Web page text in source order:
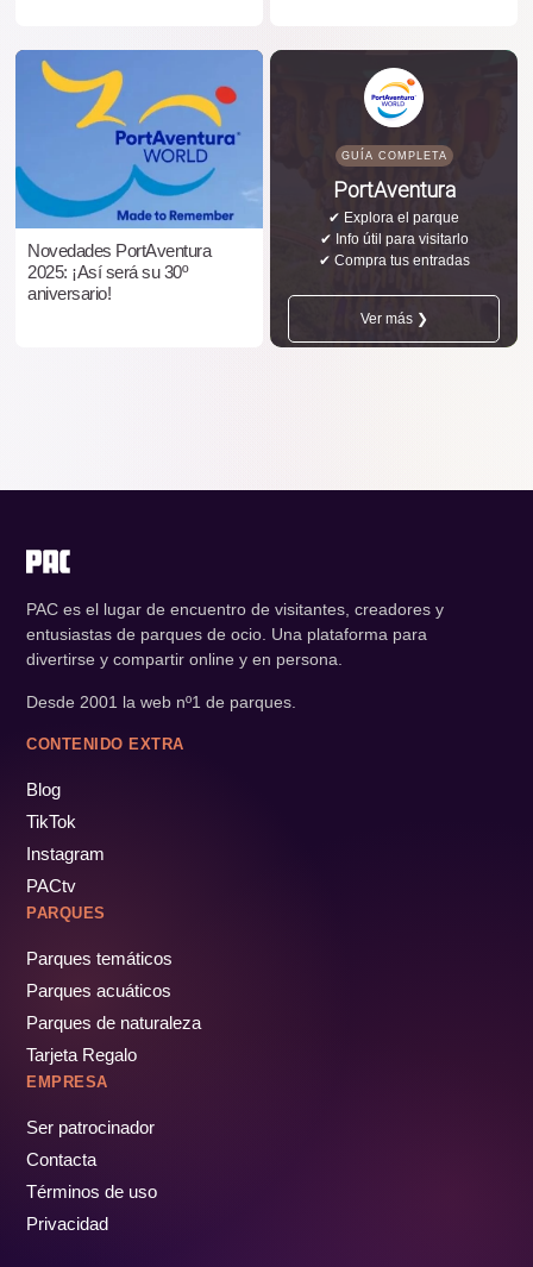
Novedades PortAventura
2025: ¡Así será su 30º
aniversario!
GUÍA COMPLETA
PortAventura
✔ Explora el parque
✔ Info útil para visitarlo
✔ Compra tus entradas
Ver más ❯
PAC es el lugar de encuentro de visitantes, creadores y
entusiastas de parques de ocio. Una plataforma para
divertirse y compartir online y en persona.
Desde 2001 la web nº1 de parques.
CONTENIDO EXTRA
Blog
TikTok
Instagram
PACtv
PARQUES
Parques temáticos
Parques acuáticos
Parques de naturaleza
Tarjeta Regalo
EMPRESA
Ser patrocinador
Contacta
Términos de uso
Privacidad